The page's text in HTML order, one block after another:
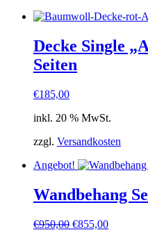
Decke Single
Seiten
€185,00
inkl. 20 % MwSt.
zzgl. Versandkosten
Angebot!
Wandbehang
€950,00 Ursprünglicher
€855,00Aktueller